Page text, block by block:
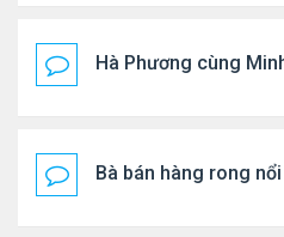
Hà Phương cùng
Bà bán hàng rong